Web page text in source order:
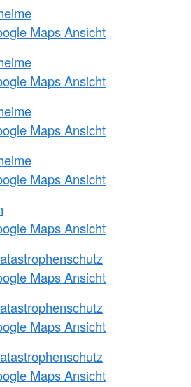
Maps Ansicht
Maps Ansicht
Maps Ansicht
Maps Ansicht
Maps Ansicht
Maps Ansicht
Maps Ansicht
Maps Ansicht